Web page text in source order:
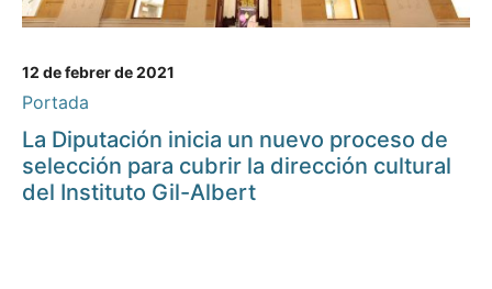
12 de febrer de 2021
Portada
La Diputación inicia un nuevo proceso de
selección para cubrir la dirección cultural
del Instituto Gil-Albert